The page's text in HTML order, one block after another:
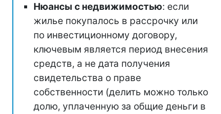
Нюансы с недвижимостью: если
жилье покупалось в рассрочку или
по инвестиционному договору,
ключевым является период внесения
средств, а не дата получения
свидетельства о праве
собственности (делить можно только
долю, уплаченную за общие деньги в